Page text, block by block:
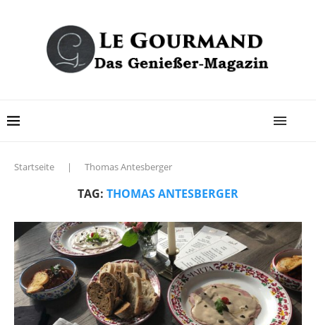
Startseite | Thomas Antesberger
TAG: THOMAS ANTESBERGER